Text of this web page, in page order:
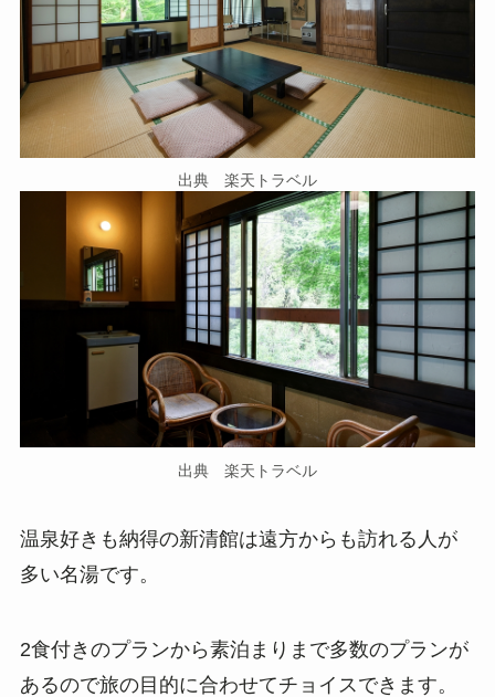
出典 楽天トラベル
出典 楽天トラベル
温泉好きも納得の新清館は遠方からも訪れる人が
多い名湯です。
2食付きのプランから素泊まりまで多数のプランが
あるので旅の目的に合わせてチョイスできます。